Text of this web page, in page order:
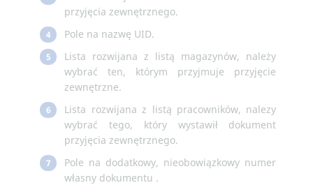
przyjęcia zewnętrznego.
4 Pole na nazwę UID.
5
Lista rozwijana z listą magazynów, należy
wybrać ten, którym przyjmuje przyjęcie
zewnętrzne.
6
Lista rozwijana z listą pracowników, nalezy
wybrać tego, który wystawił dokument
przyjęcia zewnętrznego.
7
Pole na dodatkowy, nieobowiązkowy numer
własny dokumentu .